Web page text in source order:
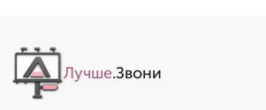
Лучше.Звони